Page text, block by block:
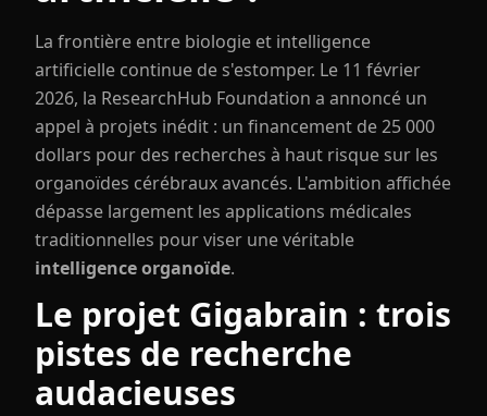
La frontière entre biologie et intelligence
artificielle continue de s'estomper. Le 11 février
2026, la ResearchHub Foundation a annoncé un
appel à projets inédit : un financement de 25 000
dollars pour des recherches à haut risque sur les
organoïdes cérébraux avancés. L'ambition affichée
dépasse largement les applications médicales
traditionnelles pour viser une véritable
intelligence organoïde.
Le projet Gigabrain : trois
pistes de recherche
audacieuses